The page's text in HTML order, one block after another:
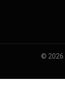
© 2026